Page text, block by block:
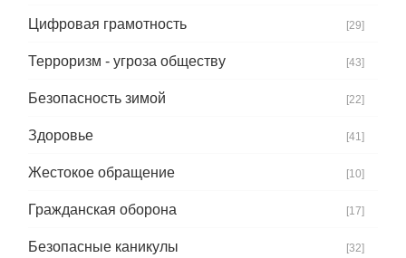
Цифровая грамотность [29]
Терроризм - угроза обществу [43]
Безопасность зимой [22]
Здоровье [41]
Жестокое обращение [10]
Гражданская оборона [17]
Безопасные каникулы [32]